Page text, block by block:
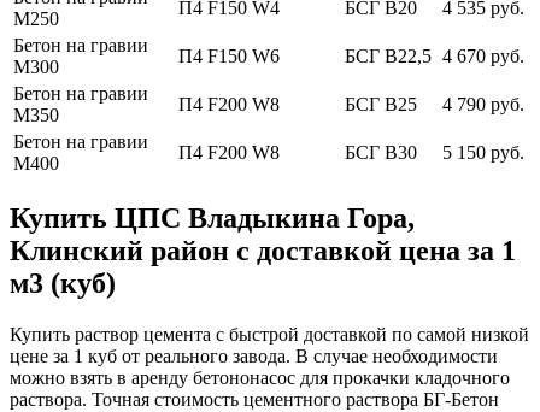
М250
П4 F150 W4 БСГ В20
4 535 руб.
Бетон на гравии
М300
П4 F150 W6 БСГ В22,5 4 670 руб.
Бетон на гравии
М350
П4 F200 W8 БСГ В25
4 790 руб.
Бетон на гравии
М400
П4 F200 W8 БСГ В30 5 150 руб.
Купить ЦПС Владыкина Гора,
Клинский район с доставкой цена за 1
м3 (куб)
Купить раствор цемента с быстрой доставкой по самой низкой
цене за 1 куб от реального завода. В случае необходимости
можно взять в аренду бетононасос для прокачки кладочного
раствора. Точная стоимость цементного раствора БГ-Бетон